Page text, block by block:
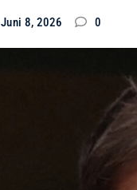
Juni 8, 2026 0